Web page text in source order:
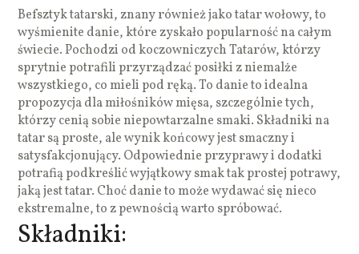
Befsztyk tatarski, znany również jako tatar wołowy, to
wyśmienite danie, które zyskało popularność na całym
świecie. Pochodzi od koczowniczych Tatarów, którzy
sprytnie potrafili przyrządzać posiłki z niemalże
wszystkiego, co mieli pod ręką. To danie to idealna
propozycja dla miłośników mięsa, szczególnie tych,
którzy cenią sobie niepowtarzalne smaki. Składniki na
tatar są proste, ale wynik końcowy jest smaczny i
satysfakcjonujący. Odpowiednie przyprawy i dodatki
potrafią podkreślić wyjątkowy smak tak prostej potrawy,
jaką jest tatar. Choć danie to może wydawać się nieco
ekstremalne, to z pewnością warto spróbować.
Składniki: